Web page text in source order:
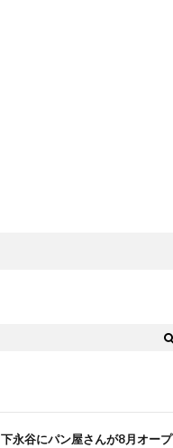
下永谷にパン屋さんが8月オープ